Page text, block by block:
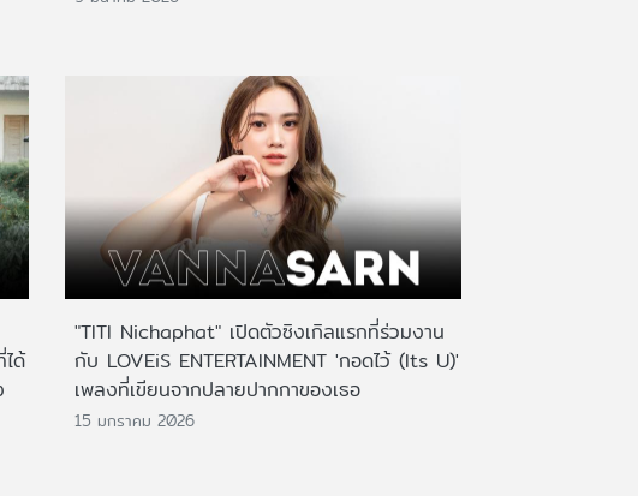
ด้
"TITI Nichaphat" เปิดตัวซิงเกิลแรกที่ร่วมงาน
กับ LOVEiS ENTERTAINMENT 'กอดไว้ (Its U)'
เพลงที่เขียนจากปลายปากกาของเธอ
15 มกราคม 2026